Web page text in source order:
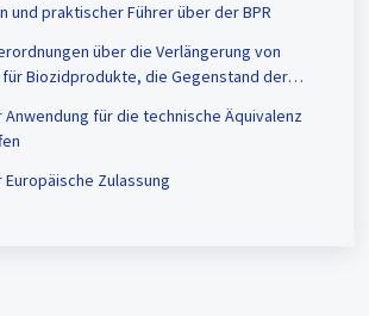
und praktischer Führer über der BPR
über die Verlängerung von
für Biozidprodukte, die Gegenstand der
zur systematischen Prüfung aller in
enthaltenen alten Wirkstoffe
Anwendung für die technische Äquivalenz
Zulassung